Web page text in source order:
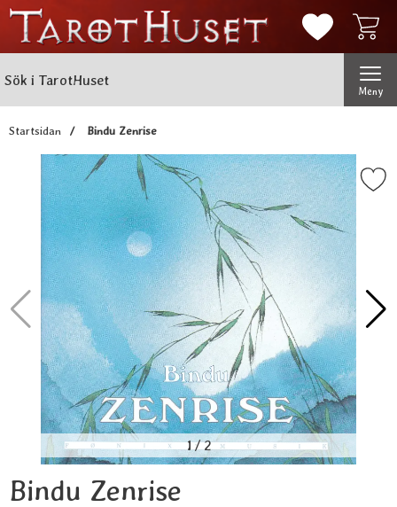
Mina
Meny
Startsidan Bindu Zenrise
Markera bindu
1/2
Bindu Zenrise